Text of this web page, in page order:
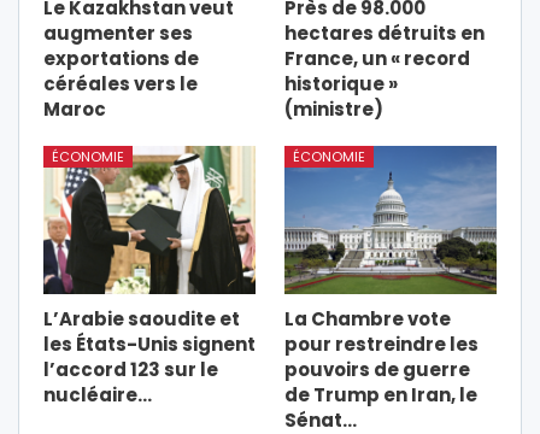
Le Kazakhstan veut
augmenter ses
exportations de
céréales vers le
Maroc
Près de 98.000
hectares détruits en
France, un « record
historique »
(ministre)
ÉCONOMIE
L’Arabie saoudite et
les États-Unis signent
l’accord 123 sur le
nucléaire…
ÉCONOMIE
La Chambre vote
pour restreindre les
pouvoirs de guerre
de Trump en Iran, le
Sénat…